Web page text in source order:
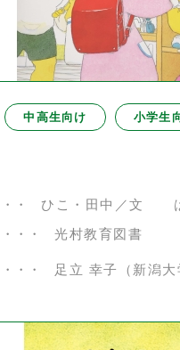
中高生向け 小学生
ひこ・田中／文
光村教育図書
足立 幸子（新潟大